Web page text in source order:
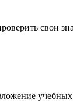
свои